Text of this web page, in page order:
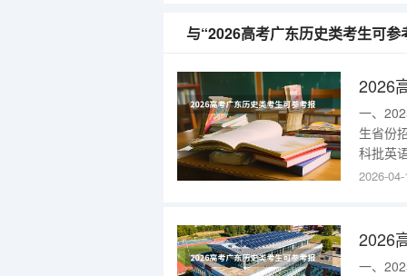
与“2026高考广东历史类考生可
一、
生省份
科批英
学(下沙
2026-
一、